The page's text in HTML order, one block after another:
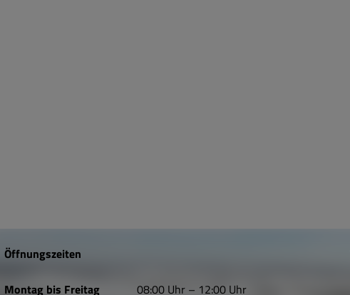
Öffnungszeiten
Montag bis Freitag 08:00 Uhr – 12:00 Uhr